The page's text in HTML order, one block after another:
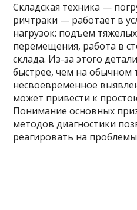
Складская техника —
ричтраки — работает в
нагрузок: подъем
перемещения, работа в
склада. Из-за этого
быстрее, чем на обычном
несвоевременное
может привести к
Понимание основных
методов диагностики
реагировать на